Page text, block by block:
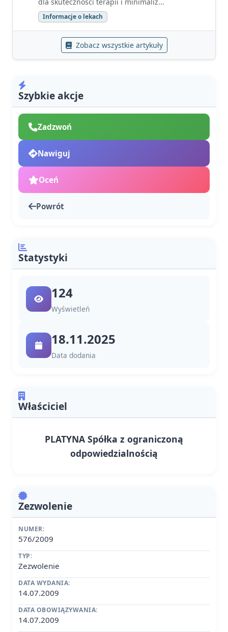
Informacje o lekach
Zobacz wszystkie artykuły
Szybkie akcje
Zadzwoń
Nawiguj
Oceń
Powrót
Statystyki
124
Wyświetleń
18.11.2025
Data dodania
Właściciel
PLATYNA Spółka z ograniczoną
odpowiedzialnością
Zezwolenie
NUMER:
576/2009
TYP:
Zezwolenie
DATA WYDANIA:
14.07.2009
DATA OBOWIĄZYWANIA:
14.07.2009